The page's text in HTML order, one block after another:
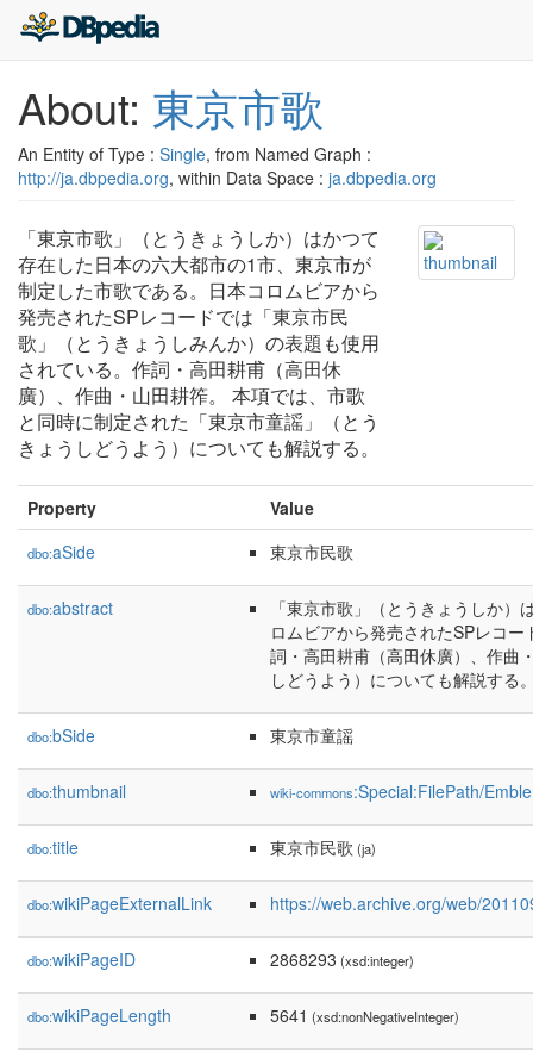
About: 東京市歌
An Entity of Type : Single, from Named Graph :
http://ja.dbpedia.org, within Data Space : ja.dbpedia.org
「東京市歌」（とうきょうしか）はかつて
存在した日本の六大都市の1市、東京市が
制定した市歌である。日本コロムビアから
発売されたSPレコードでは「東京市民
歌」（とうきょうしみんか）の表題も使用
されている。作詞・高田耕甫（高田休
廣）、作曲・山田耕筰。 本項では、市歌
と同時に制定された「東京市童謡」（とう
きょうしどうよう）についても解説する。
Property Value
dbo:aSide 東京市民歌
dbo:abstract
「東京市歌」（とうきょうしか
ロムビアから発売されたSPレコ
詞・高田耕甫（高田休廣）、作曲
しどうよう）についても解説する
dbo:bSide 東京市童謡
dbo:thumbnail wiki-commons:Special:FilePath/
dbo:title 東京市民歌 (ja)
dbo:wikiPageExternalLink https://web.archive.org/web/
dbo:wikiPageID 2868293 (xsd:integer)
dbo:wikiPageLength 5641 (xsd:nonNegativeInteger)